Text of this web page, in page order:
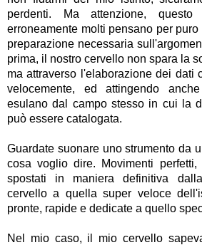
perdenti.
Ma attenzione,
erroneamente molti pensano per puro
preparazione necessaria
prima, il nostro cervello non spara la
ma attraverso l'elaborazione dei dati
velocemente, ed attingendo
esulano dal campo stesso in cui la
può essere catalogata.
Guardate suonare uno strumento da
cosa voglio dire. Movimenti
spostati in maniera definitiva
cervello a quella super veloce
pronte, rapide e dedicate a quello
Nel mio caso, il mio cervello